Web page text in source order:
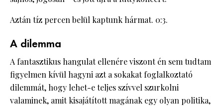
Aztán tíz percen belül kaptunk hármat. 0:3.
A dilemma
A fantasztikus hangulat ellenére viszont én sem tudtam
figyelmen kívül hagyni azt a sokakat foglalkoztató
dilemmát, hogy lehet-e teljes szívvel szurkolni
valaminek, amit kisajátított magának egy olyan politika,